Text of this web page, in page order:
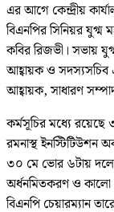
এর আগে কেন্দ্রীয়
বিএনপির সিনিয়র যুগ্ম
কবির রিজভী। সভায়
আহ্বায়ক ও সদস্যসচিব
আহ্বায়ক, সাধারণ
কর্মসূচির মধ্যে রয়েছে
রমনাস্থ ইনস্টিটিউশন
৩০ মে ভোর ৬টায় দলের
অর্ধনমিতকরণ ও কালো
বিএনপি চেয়ারম্যান